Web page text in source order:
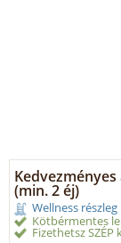
(min. 2 éj)
Wellness részleg
Kötbérmentes
Fizethetsz SZÉP